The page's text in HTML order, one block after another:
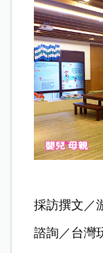
採訪撰文／
諮詢／台灣